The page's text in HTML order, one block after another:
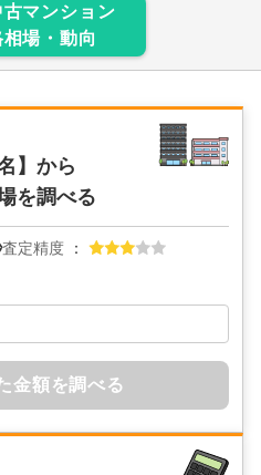
古マンション
場・動向
】から
を調べる
査定精度
金額を調べる